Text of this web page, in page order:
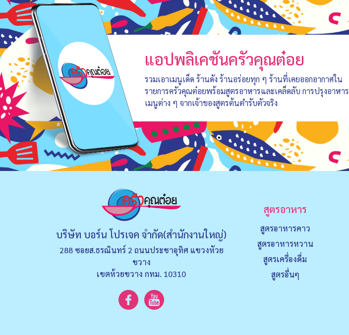
แอปพลิเคชันครัวคุณต๋อย
รวมเอาเมนูเด็ด ร้านดัง ร้านอร่อยทุก ๆ ร้านที่เคยออกอากาศใน
รายการครัวคุณต๋อยพร้อมสูตรอาหารและเคล็ดลับ การปรุงอาหาร
เมนูต่าง ๆ จากเจ้าของสูตรต้นตำรับตัวจริง
บริษัท บอร์น โปรเจค จำกัด(สำนักงานใหญ่)
288 ซอยส.ธรณินทร์ 2 ถนนประชาอุทิศ แขวงหัวย
ขวาง
เขตห้วยขวาง กทม. 10310
สูตรอาหาร
สูตรอาหารคาว
สูตรอาหารหวาน
สูตรเครื่องดื่ม
สูตรอื่นๆ